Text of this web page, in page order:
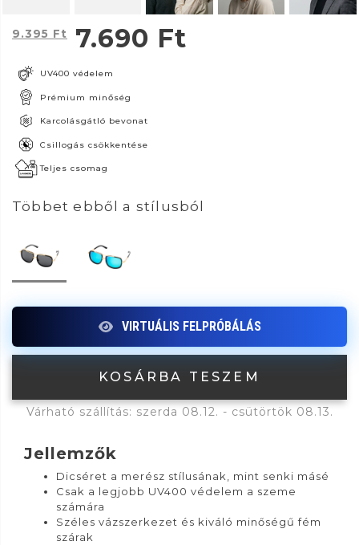
9.395 Ft 7.690 Ft
UV400 védelem
Prémium minőség
Karcolásgátló bevonat
Csillogás csökkentése
Teljes csomag
Többet ebből a stílusból
KOSÁRBA TESZEM
Várható szállítás: szerda 08.12. - csütörtök 08.13.
Jellemzők
Dicséret a merész stílusának, mint senki másé
Csak a legjobb UV400 védelem a szeme
számára
Széles vázszerkezet és kiváló minőségű fém
szárak